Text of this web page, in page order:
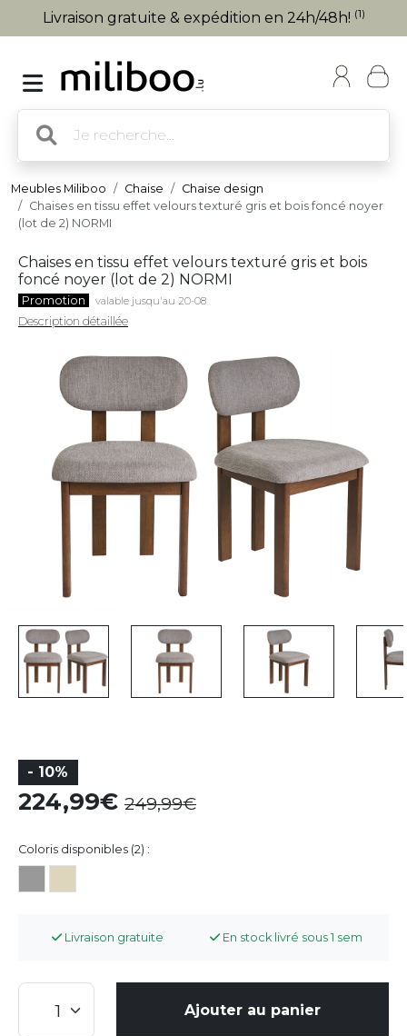
Livraison gratuite & expédition en 24h/48h! (1)
Meubles Miliboo Chaise
Chaise design
Chaises en tissu effet velours texturé gris et bois foncé noyer
(lot de 2) NORMI
Chaises en tissu effet velours texturé gris et bois
foncé noyer (lot de 2) NORMI
Promotion valable jusqu'au 20-08
Description détaillée
- 10%
224,99 249,99
Coloris disponibles (2) :
Livraison gratuite En stock livré sous 1 sem
Ajouter au panier